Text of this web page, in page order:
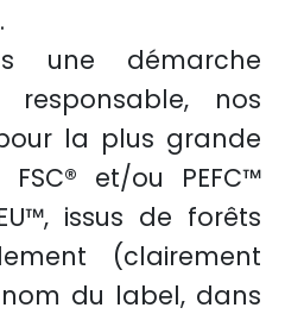
.
une démarche
, nos
la plus grande
FSC® et/ou PEFC™
, issus de forêts
(clairement
du label, dans